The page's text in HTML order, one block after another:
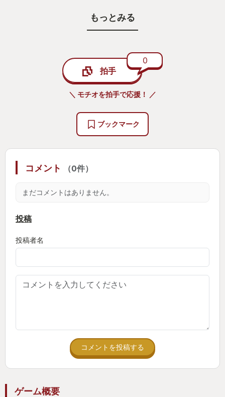
とにかく30分間、敵の攻撃から生き延びれ！
敵を倒すと経験値が入り、レベルアップをしていき
最初は、１０分ぐらいが限度で、どうしても敵の猛
しかし、お金を貯めて自分をパワーアップさせてい
くと、徐々に自分が強くなり
く。
この満足感が、もう一度もう一度とやり直してしま
ラ。
ほんと凄い
選ぶのですが
ランダムだからこそ、その限られた選択肢の中で自
分なりのパワーアップを考えていく
それは、まるで詰将棋、限られた手駒で何とかして
いく頭脳戦
ほんと、これはよく出来ています。
もっとみる
拍手
0
＼ モチオを拍手で応援！ ／
ブックマーク
コメント （0件）
まだコメントはありません。
投稿
投稿者名
コメントを投稿する
ゲーム概要